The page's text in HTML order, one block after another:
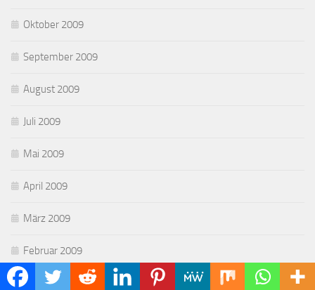
Oktober 2009
September 2009
August 2009
Juli 2009
Mai 2009
April 2009
März 2009
Februar 2009
Januar 2009